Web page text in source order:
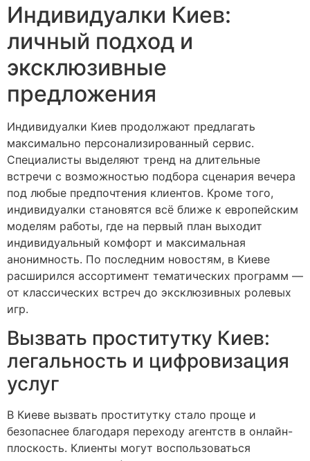
Индивидуалки Киев:
личный подход и
эксклюзивные
предложения
Индивидуалки Киев продолжают предлагать
максимально персонализированный сервис.
Специалисты выделяют тренд на длительные
встречи с возможностью подбора сценария вечера
под любые предпочтения клиентов. Кроме того,
индивидуалки становятся всё ближе к европейским
моделям работы, где на первый план выходит
индивидуальный комфорт и максимальная
анонимность. По последним новостям, в Киеве
расширился ассортимент тематических программ —
от классических встреч до эксклюзивных ролевых
игр.
Вызвать проститутку Киев:
легальность и цифровизация
услуг
В Киеве вызвать проститутку стало проще и
безопаснее благодаря переходу агентств в онлайн-
плоскость. Клиенты могут воспользоваться